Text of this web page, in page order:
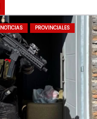
NOTICIAS PROVINCIALES